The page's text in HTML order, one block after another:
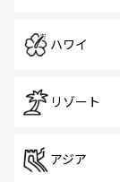
ハワイ
リゾート
アジア